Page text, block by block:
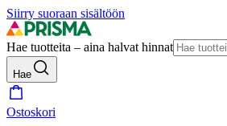
Siirry suoraan sisältöön
Hae tuotteita – aina halvat hinnat
Hae
Ostoskori